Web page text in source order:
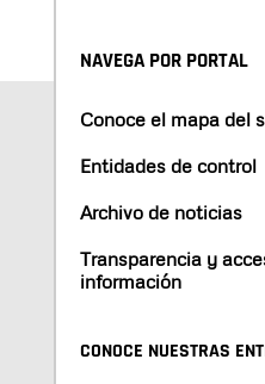
NAVEGA POR PORTAL
Conoce el mapa del
Entidades de control
Archivo de noticias
Transparencia y
información
CONOCE NUESTRAS